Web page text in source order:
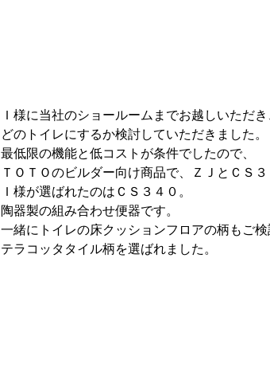
Ｉ様に当社のショールームまでお越しいただき
どのトイレにするか検討していただきました。
最低限の機能と低コストが条件でしたので、
ＴＯＴＯのビルダー向け商品で、ＺＪとＣＳ
Ｉ様が選ばれたのはＣＳ３４０。
陶器製の組み合わせ便器です。
一緒にトイレの床クッションフロアの柄もご検
テラコッタタイル柄を選ばれました。